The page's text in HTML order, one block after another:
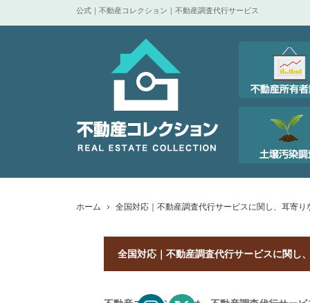
公式｜不動産コレクション｜不動産調査代行サービス
ホーム 全国対応｜不動産調査代行サービスに関し、耳寄り
全国対応｜不動産調査代行サービスに関し